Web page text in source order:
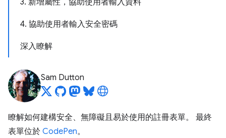
3. 新增屬性，協助使用者輸入資料
4. 協助使用者輸入安全密碼
深入瞭解
Sam Dutton
瞭解如何建構安全、無障礙且易於使用的註冊表單。 最終
表單位於 CodePen。